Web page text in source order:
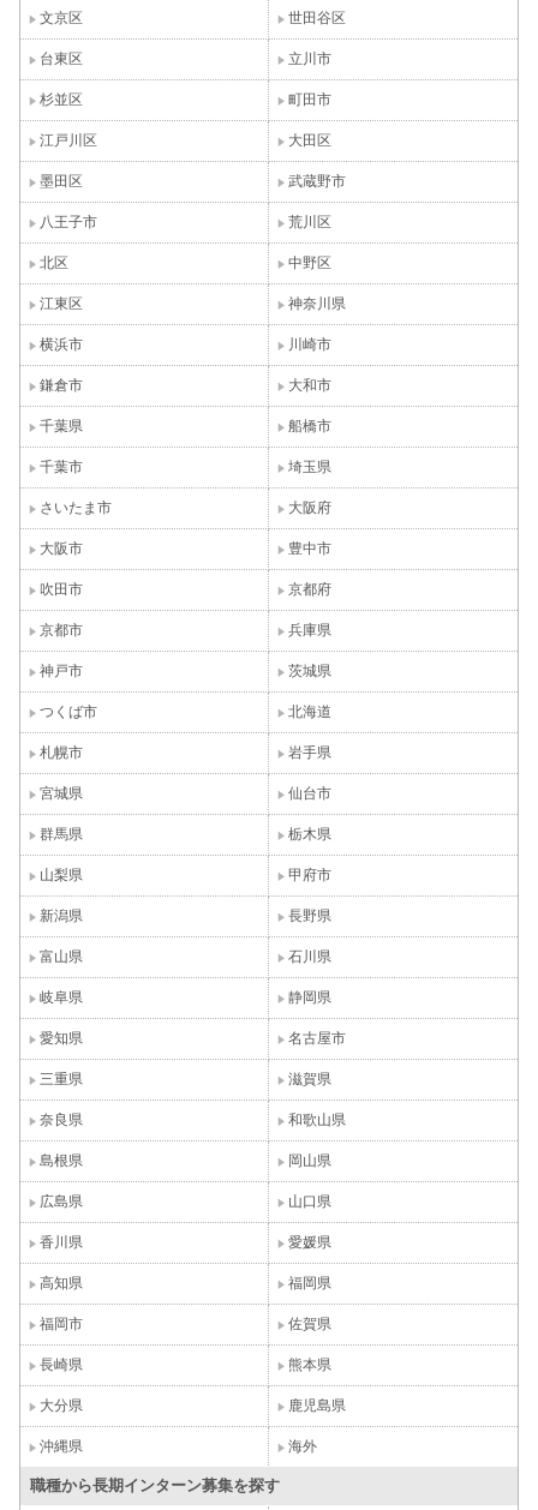
文京区 世田谷区
台東区 立川市
杉並区 町田市
江戸川区 大田区
墨田区 武蔵野市
八王子市 荒川区
北区 中野区
江東区 神奈川県
横浜市 川崎市
鎌倉市 大和市
千葉県 船橋市
千葉市 埼玉県
さいたま市 大阪府
大阪市 豊中市
吹田市 京都府
京都市 兵庫県
神戸市 茨城県
つくば市 北海道
札幌市 岩手県
宮城県 仙台市
群馬県 栃木県
山梨県 甲府市
新潟県 長野県
富山県 石川県
岐阜県 静岡県
愛知県 名古屋市
三重県 滋賀県
奈良県 和歌山県
島根県 岡山県
広島県 山口県
香川県 愛媛県
高知県 福岡県
福岡市 佐賀県
長崎県 熊本県
大分県 鹿児島県
沖縄県 海外
職種から長期インターン募集を探す